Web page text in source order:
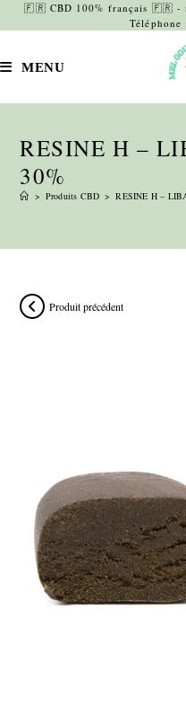
to
🇫🇷 CBD 100% français 🇫🇷 -
MENU
RESINE H –
30%
> Produits CBD > RESINE H –
Produit précédent